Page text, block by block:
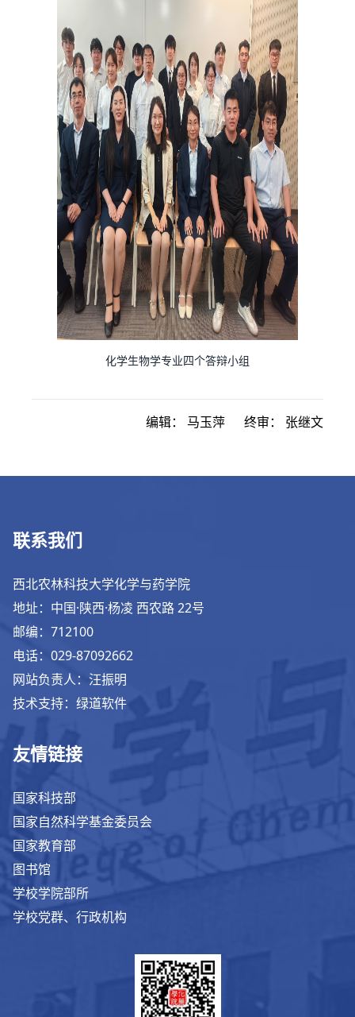
化学生物学专业四个答辩小组
编辑： 马玉萍 终审： 张继文
联系我们
西北农林科技大学化学与药学院
地址：中国·陕西·杨凌 西农路 22号
邮编：712100
电话：029-87092662
网站负责人：汪振明
技术支持：绿道软件
友情链接
国家科技部
国家自然科学基金委员会
国家教育部
图书馆
学校学院部所
学校党群、行政机构